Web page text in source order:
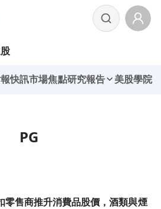
快訊市場焦點研究報告 美股學院
PG
品股價，酒類與煙草業績下滑！頁面
零售商推升消費品股價，酒類與煙